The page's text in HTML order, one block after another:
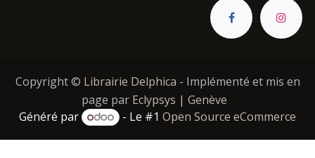
Copyright © Librairie Delphica - Implémenté et mis en
page par Eclypsys | Genève
Généré par
- Le #1Open Source eCommerce